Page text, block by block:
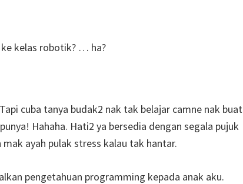
kelas robotik? … ha?
cuba tanya budak2 nak tak belajar camne nak buat
Hahaha. Hati2 ya bersedia dengan segala pujuk
ayah pulak stress kalau tak hantar.
pengetahuan programming kepada anak aku.